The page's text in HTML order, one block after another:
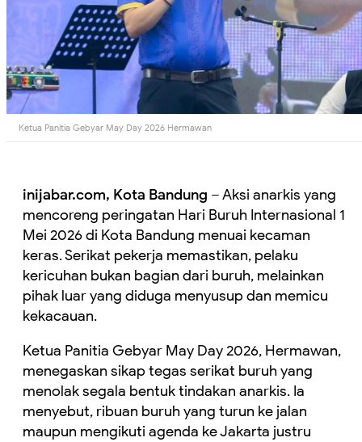
Ketua Panitia Gebyar May Day 2026 Hermawan
inijabar.com, Kota Bandung – Aksi anarkis yang
mencoreng peringatan Hari Buruh Internasional 1
Mei 2026 di Kota Bandung menuai kecaman
keras. Serikat pekerja memastikan, pelaku
kericuhan bukan bagian dari buruh, melainkan
pihak luar yang diduga menyusup dan memicu
kekacauan.
Ketua Panitia Gebyar May Day 2026, Hermawan,
menegaskan sikap tegas serikat buruh yang
menolak segala bentuk tindakan anarkis. Ia
menyebut, ribuan buruh yang turun ke jalan
maupun mengikuti agenda ke Jakarta justru